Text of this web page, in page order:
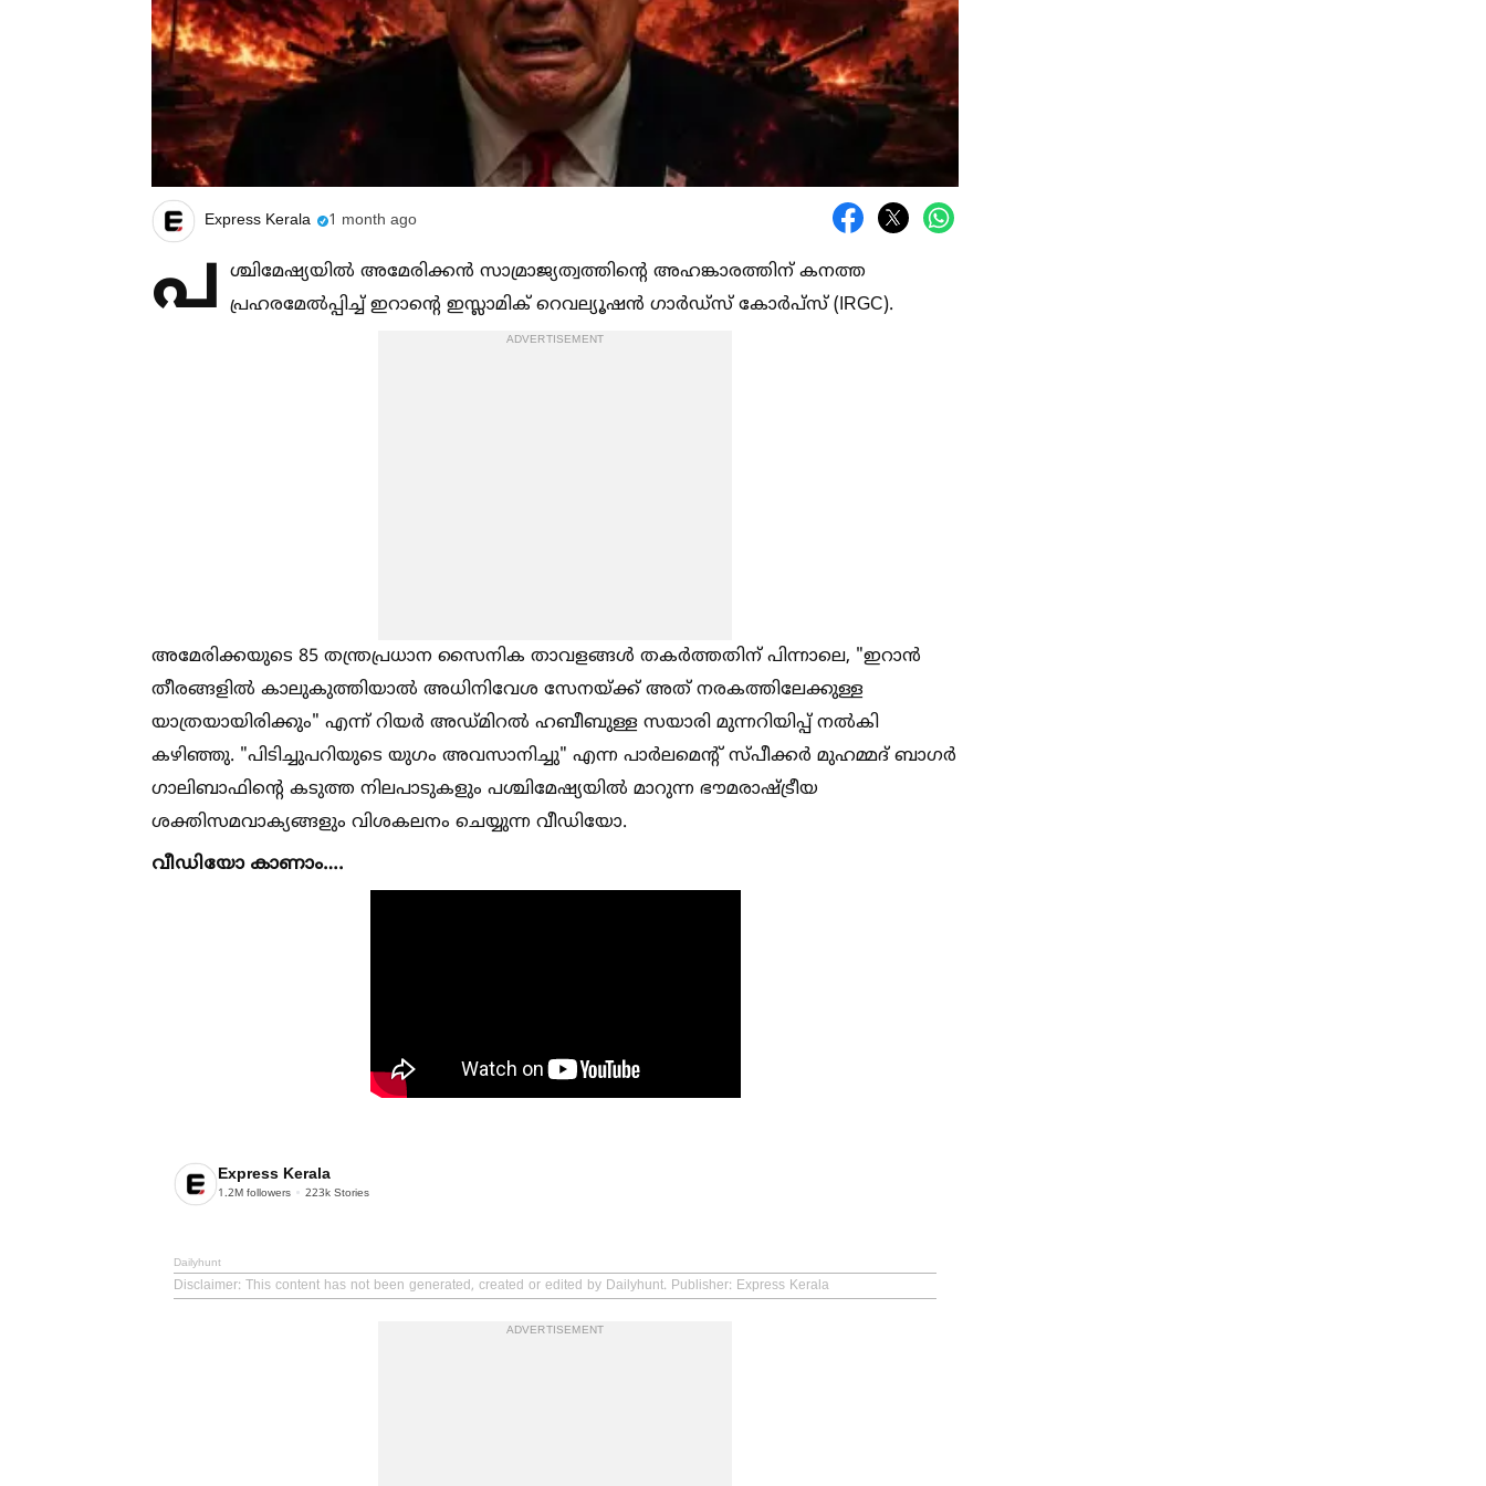
Express Kerala 1 month ago
പ ശ്ചിമേഷ്യയില്‍ അമേരിക്കൻ സാമ്രാജ്യത്വത്തിന്റെ അഹങ്കാരത്തിന് കനത്ത
പ്രഹരമേല്‍പ്പിച്ച്‌ ഇറാന്റെ ഇസ്ലാമിക് റെവല്യൂഷൻ ഗാർഡ്സ് കോർപ്സ് (IRGC).
ADVERTISEMENT
അമേരിക്കയുടെ 85 തന്ത്രപ്രധാന സൈനിക താവളങ്ങള്‍ തകർത്തതിന് പിന്നാലെ, "ഇറാൻ
തീരങ്ങളില്‍ കാലുകുത്തിയാല്‍ അധിനിവേശ സേനയ്ക്ക് അത് നരകത്തിലേക്കുള്ള
യാത്രയായിരിക്കും" എന്ന് റിയർ അഡ്മിറല്‍ ഹബീബുള്ള സയാരി മുന്നറിയിപ്പ് നല്‍കി
കഴിഞ്ഞു. "പിടിച്ചുപറിയുടെ യുഗം അവസാനിച്ചു" എന്ന പാർലമെന്റ് സ്പീക്കർ മുഹമ്മദ് ബാഗർ
ഗാലിബാഫിന്റെ കടുത്ത നിലപാടുകളും പശ്ചിമേഷ്യയില്‍ മാറുന്ന ഭൗമരാഷ്ട്രീയ
ശക്തിസമവാക്യങ്ങളും വിശകലനം ചെയ്യുന്ന വീഡിയോ.
വീഡിയോ കാണാം….
Express Kerala
1.2M followers 223k Stories
Dailyhunt
Disclaimer: This content has not been generated, created or edited by Dailyhunt. Publisher: Express Kerala
ADVERTISEMENT